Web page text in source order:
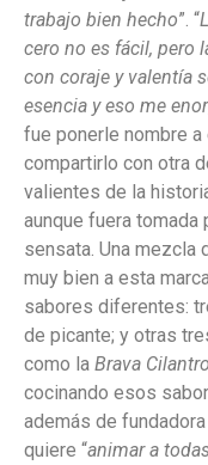
trabajo bien hecho”. “
cero no es fácil, pero
con coraje y valentía
esencia y eso me
fue ponerle nombre
compartirlo con otra
valientes de la
aunque fuera tomada
sensata. Una mezcla
muy bien a esta
sabores diferentes:
de picante; y otras
como la Brava
cocinando esos
además de
quiere “animar a